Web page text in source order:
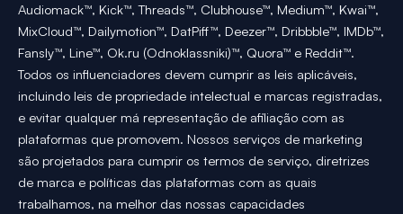
Audiomack™, Kick™, Threads™, Clubhouse™, Medium™, Kwai™,
MixCloud™, Dailymotion™, DatPiff™, Deezer™, Dribbble™, IMDb™,
Fansly™, Line™, Ok.ru (Odnoklassniki)™, Quora™ e Reddit™.
Todos os influenciadores devem cumprir as leis aplicáveis,
incluindo leis de propriedade intelectual e marcas registradas,
e evitar qualquer má representação de afiliação com as
plataformas que promovem. Nossos serviços de marketing
são projetados para cumprir os termos de serviço, diretrizes
de marca e políticas das plataformas com as quais
trabalhamos, na melhor das nossas capacidades